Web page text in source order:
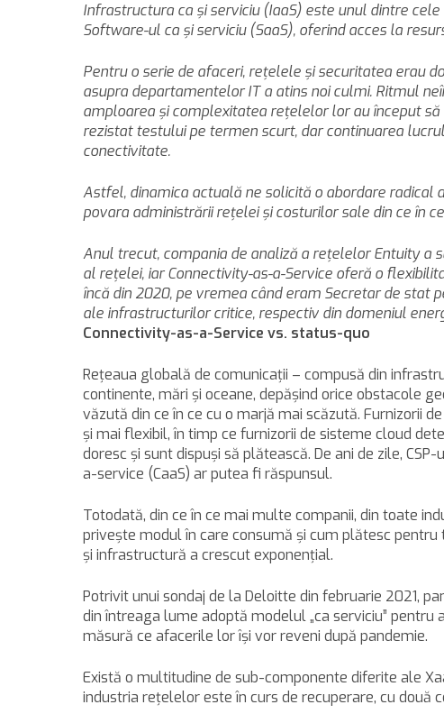
Infrastructura ca şi serviciu (IaaS) este unul dintre
Software-ul ca şi serviciu (SaaS), oferind acces la
Pentru o serie de afaceri, reţelele şi securitatea erau
asupra departamentelor IT a atins noi culmi. Ritmul
amploarea şi complexitatea reţelelor lor au început
rezistat testului pe termen scurt, dar continuarea
conectivitate.
Astfel, dinamica actuală ne solicită o abordare
povara administrării reţelei şi costurilor sale din ce în
Anul trecut, compania de analiză a reţelelor Entuity
al reţelei, iar Connectivity-as-a-Service oferă o
încă din 2020, pe vremea când eram Secretar de stat
ale infrastructurilor critice, respectiv din domeniul
Connectivity-as-a-Service vs. status-quo
Reţeaua globală de comunicaţii – compusă din
continente, mări şi oceane, depăşind orice obstacole
văzută din ce în ce cu o marjă mai scăzută. Furnizorii
şi mai flexibil, în timp ce furnizorii de sisteme cloud
doresc şi sunt dispuşi să plătească. De ani de zile,
a-service (CaaS) ar putea fi răspunsul.
Totodată, din ce în ce mai multe companii, din toate
priveşte modul în care consumă şi cum plătesc
şi infrastructură a crescut exponenţial.
Potrivit unui sondaj de la Deloitte din februarie 2021,
din întreaga lume adoptă modelul „ca serviciu”
măsură ce afacerile lor îşi vor reveni după pandemie.
Există o multitudine de sub-componente diferite ale
industria reţelelor este în curs de recuperare, cu două